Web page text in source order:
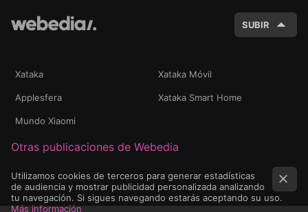
SUBIR
Xataka Xataka Móvil
Applesfera Xataka Smart Home
Mundo Xiaomi
Otras publicaciones de Webedia
Utilizamos cookies de terceros para generar estadísticas
de audiencia y mostrar publicidad personalizada analizando
tu navegación. Si sigues navegando estarás aceptando su uso.
Más información